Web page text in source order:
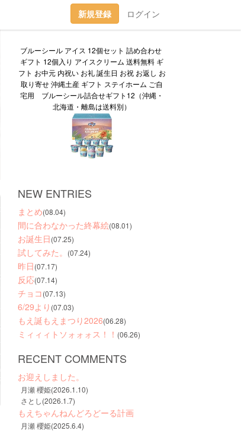
新規登録 ログイン
ブルーシール アイス 12個セット 詰め合わせ
ギフト 12個入り アイスクリーム 送料無料 ギ
フト お中元 内祝い お礼 誕生日 お祝 お返し お
取り寄せ 沖縄土産 ギフト ステイホーム ご自
宅用　ブルーシール詰合せギフト12（沖縄・
北海道・離島は送料別）
NEW ENTRIES
まとめ(08.04)
間に合わなかった終幕絵(08.01)
お誕生日(07.25)
試してみた。 (07.24)
昨日(07.17)
反応(07.14)
チョコ(07.13)
6/29より (07.03)
もえ誕もえまつり2026(06.28)
ミィィィトソォォォス！！ (06.26)
RECENT COMMENTS
お迎えしました。
月瀬 櫻姫(2026.1.10)
さとし(2026.1.7)
もえちゃんねんどろどーる計画
月瀬 櫻姫(2025.6.4)